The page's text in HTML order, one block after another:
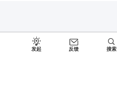
发起 反馈 搜索